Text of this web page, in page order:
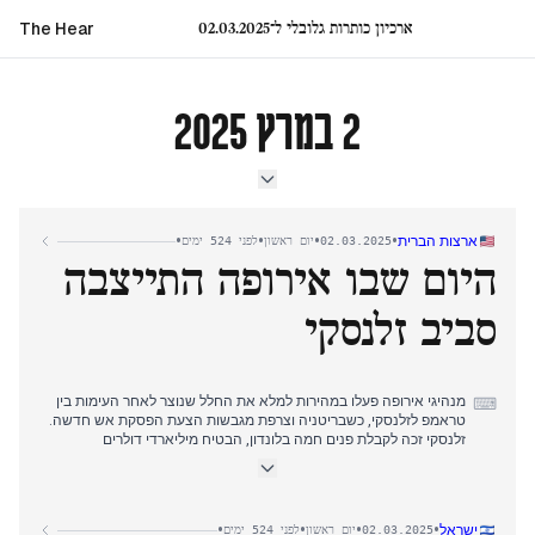
The Hear ארכיון כותרות גלובלי ל־02.03.2025
2 במרץ 2025
ארצות הברית•
02.03.2025
•יום ראשון•לפני 524 ימים •
היום שבו אירופה התייצבה
סביב זלנסקי
⌨ מנהיגי אירופה פעלו במהירות למלא את החלל שנוצר לאחר העימות בין
טראמפ לזלנסקי, כשבריטניה וצרפת מגבשות הצעת הפסקת אש חדשה.
זלנסקי זכה לקבלת פנים חמה בלונדון, הבטיח מיליארדי דולרים
של הנכונים" לתמיכה באוקראינה ללא גיבוי אמריקאי.
ישראל•
02.03.2025
•יום ראשון•לפני 524 ימים •